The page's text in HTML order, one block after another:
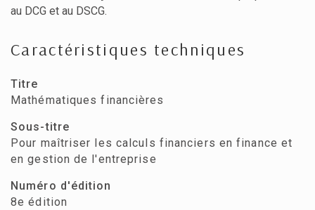
au DCG et au DSCG.
Caractéristiques techniques
Titre
Mathématiques financières
Sous-titre
Pour maîtriser les calculs financiers en finance et
en gestion de l'entreprise
Numéro d'édition
8e édition